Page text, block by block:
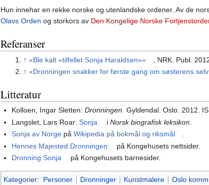
Hun innehar en rekke norske og utenlandske ordener. Av de
Olavs Orden og storkors av Den Kongelige Norske
Referanser
↑ «Ble kalt «tilfellet Sonja Haraldsen»»
, NRK. Publ.
↑ «Dronningen snakker for første gang om søsterens
Litteratur
Kolloen, Ingar Sletten:Dronningen. Gyldendal. Oslo. 2012.
Langslet, Lars Roar:Sonja iNorsk biografisk leksikon
Sonja av Norge påWikipedia på bokmål og riksmål
Hennes Majested Dronningen
på Kongehusets nettsider.
Dronning Sonja
på Kongehusets barnesider.
Kategorier: Personer Dronninger Kunstmalere Oslo